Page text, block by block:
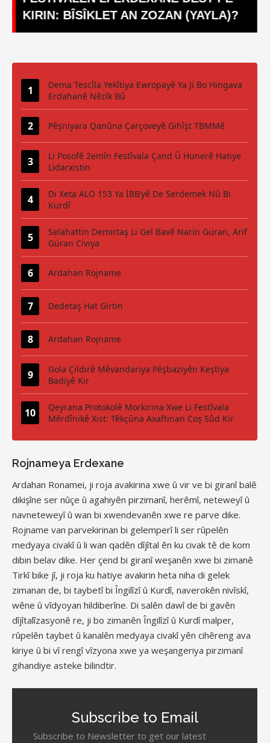
AN ZOZAN (YAYLA)?
ARDAHAN
Dema Tescîla Yekîtiya Ewropayê Ya Ji Bo Hingava
Erdahanê Nêzîk Bû
Pêşniyara Qanûna Çarçoveyê Gihîşt TBMMê
Li Posofê 2emîn Festîvala Çand Û Hunerê Hatiye
Lidarxistin
Di Xeta ALO 153 Ya İBB’yê De Serdemek Nû Bi
Kurdî
Selahattin Demirtaş Li Gel Bavê Narin Güran, Arif
Güran Civiya
Ardahan Rojname
Dedetaş Hat Girtin
Ardahan Rojname
Gola Çildirê Mêvandariya Pêşbaziyên Keştiya
Badiyê Kir
Qeyrana Protokolê Morkirina Xwe Li Festîvala
Mêrdînikê Xist: Têkçûna Axaftinan Coş Sûd Kir
Rojnameya Erdexane
Ardahan Ronamei, ji roja avakirina xwe û vir ve bi giranî balê
dikişîne ser nûçe û agahiyên pirzimanî, herêmî, neteweyî û
navneteweyî û wan bi xwendevanên xwe re parve dike.
Rojname van parvekirinan bi gelemperî li ser rûpelên
medyaya civakî û li wan qadên dîjîtal ên ku civak tê de kom
dibin belav dike. Her çend bi giranî weşanên xwe bi zimanê
Tirkî bike jî, ji roja ku hatiye avakirin heta niha di gelek
zimanan de, bi taybetî bi Îngilîzî û Kurdî, naverokên nivîskî,
wêne û vîdyoyan hildiberîne. Di salên dawî de bi gavên
dîjîtalîzasyonê re, ji bo zimanên Îngilîzî û Kurdî malper,
rûpelên taybet û kanalên medyaya civakî yên cihêreng ava
kiriye û bi vî rengî vîzyona xwe ya weşangeriya pirzimanî
gihandiye asteke bilindtir.
Subscribe to Email
Subscribe to Newsletter to get our latest